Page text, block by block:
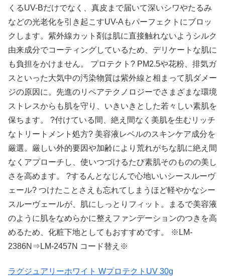
くるUV-Bだけでなく、真皮まで届いて深いシワやたるみ
などの光老化を引き起こすUV-Aもパーフェクトにブロッ
クします。紫外線カット剤は肌に直接触れないようシルク
由来成分でコーティングしているため、デリケートな肌に
も負担をかけません。 プロテクト? PM2.5や花粉、排気ガ
スといった大気中の汚染物質は紫外線と相まって肌ダメー
ジの原因に。先進のリペアテクノロジーでさまざまな環境
ストレスからも肌を守り、いきいきとした若々しい素肌を
保ちます。 ?付けている間、絶え間なく美肌を生むリッチ
なトリートメント処方? 美容液レベルのスキンケア成分を
厳選。厳しい外的要因や加齢により荒れがちな肌に絶え間
なくアプローチし、使いつづけるたび素肌そのものの美し
さを高めます。 ?するんとなじんで心地いいシースルーヴ
ェール? つけたことさえも忘れてしまうほど軽やかなシー
スルーヴェールが、肌にしっとりフィット。まるで美容液
のように肌をなめらかに整えファンデーションのつきを高
めるため、化粧下地としてもおすすめです。 ※LM-
2386N⇒LM-2457N コード替え※
ラグジュアリーホワイト WプロテクトUV 30g